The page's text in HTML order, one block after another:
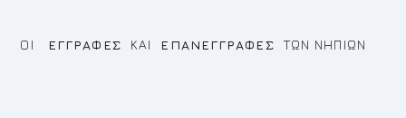
ΟΙ ΕΓΓΡΑΦΕΣ ΚΑΙ ΕΠΑΝΕΓΓΡΑΦΕΣ ΤΩΝ ΝΗΠΙΩΝ